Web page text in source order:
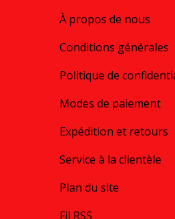
À propos de nous
Conditions générales
Politique de
Modes de paiement
Expédition et retours
Service à la clientèle
Plan du site
Fil RSS